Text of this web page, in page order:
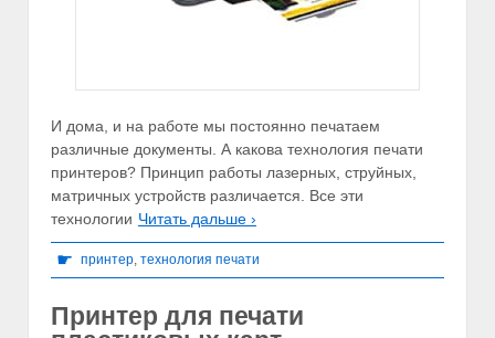
И дома, и на работе мы постоянно печатаем
различные документы. А какова технология печати
принтеров? Принцип работы лазерных, струйных,
матричных устройств различается. Все эти
технологии Читать дальше ›
☛ принтер, технология печати
Принтер для печати